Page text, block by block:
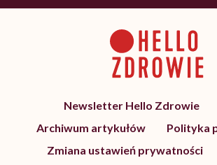
Newsletter Hello Zdrowie
Archiwum artykułów
Polityka
Zmiana ustawień prywatności